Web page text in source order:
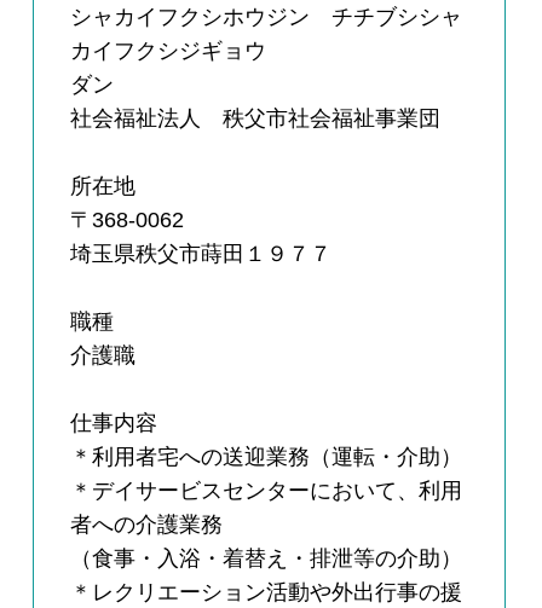
シャカイフクシホウジン チチブシシャ
カイフクシジギョウ
ダン
社会福祉法人 秩父市社会福祉事業団
所在地
〒368-0062
埼玉県秩父市蒔田１９７７
職種
介護職
仕事内容
＊利用者宅への送迎業務（運転・介助）
＊デイサービスセンターにおいて、利用
者への介護業務
（食事・入浴・着替え・排泄等の介助）
＊レクリエーション活動や外出行事の援